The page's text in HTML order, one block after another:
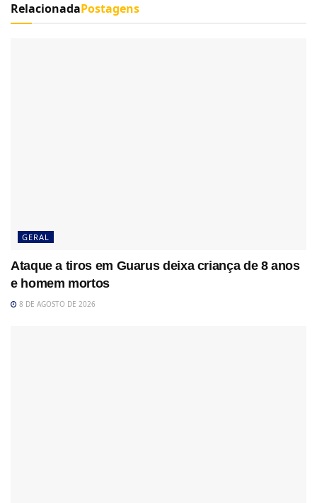
RelacionadaPostagens
GERAL
Ataque a tiros em Guarus deixa criança de 8 anos
e homem mortos
8 DE AGOSTO DE 2026